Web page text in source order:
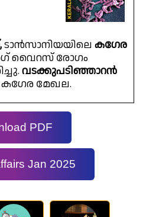
ടാൻസാനിയയിലെ കഗേര
വൈറസ് രോഗം
വടക്കുപടിഞ്ഞാറൻ
മേഖല.
PDF
Jan 2025